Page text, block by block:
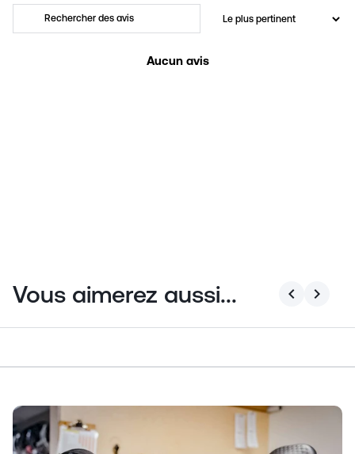
Aucun avis
Vous aimerez aussi... chevron_left chevron_right